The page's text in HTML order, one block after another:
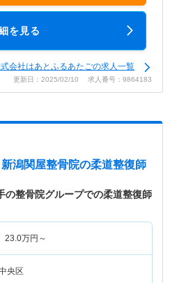
を見る
会社はあとふるあたごの求人一覧
更新日：2025/02/10 求人番号：9864183
潟関屋整骨院の柔道整復師
の整骨院グループでの柔道整復師
23.0万円～
央区